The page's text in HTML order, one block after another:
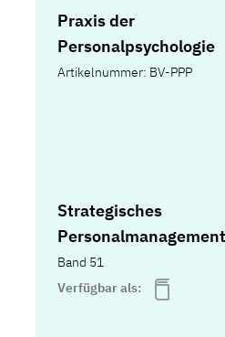
Praxis der
Personalpsychologie
Artikelnummer: BV-PPP
Strategisches
Personalmanagement
Band 51
Verfügbar als: